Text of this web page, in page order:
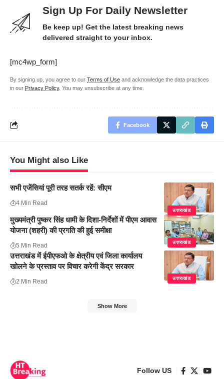
Sign Up For Daily Newsletter
Be keep up! Get the latest breaking news
delivered straight to your inbox.
[mc4wp_form]
By signing up, you agree to our Terms of Use and acknowledge the data practices
in our Privacy Policy. You may unsubscribe at any time.
Facebook
You Might also Like
उत्तराखंड
सभी एजेंसियां पूरी तरह सतर्क रहें: सीएम
4 Min Read
उत्तराखंड
मुख्यमंत्री पुष्कर सिंह धामी के दिशा-निर्देशों में पीएम आवास
योजना (शहरी) की प्रगति की हुई समीक्षा
5 Min Read
उत्तराखंड
उत्तराखंड में ईपीएफओ के क्षेत्रीय एवं जिला कार्यालय
खोलने के प्रस्ताव पर विचार करेगी केंद्र सरकार
2 Min Read
Show More
Follow US